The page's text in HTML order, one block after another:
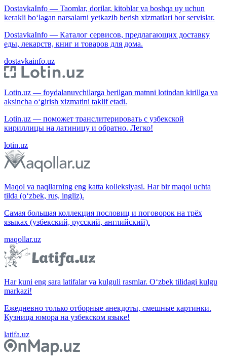
DostavkaInfo — Taomlar, dorilar, kitoblar va boshqa uy uchun
kerakli bo‘lagan narsalarni yetkazib berish xizmatlari bor servislar.
DostavkaInfo — Каталог сервисов, предлагающих доставку
еды, лекарств, книг и товаров для дома.
dostavkainfo.uz
Lotin.uz — foydalanuvchilarga berilgan matnni lotindan kirillga va
aksincha o‘girish xizmatini taklif etadi.
Lotin.uz — поможет транслитерировать с узбекской
кириллицы на латиницу и обратно. Легко!
lotin.uz
Maqol va naqllarning eng katta kolleksiyasi. Har bir maqol uchta
tilda (o‘zbek, rus, ingliz).
Самая большая коллекция пословиц и поговорок на трёх
языках (узбекский, русский, английский).
maqollar.uz
Har kuni eng sara latifalar va kulguli rasmlar. O‘zbek tilidagi kulgu
markazi!
Ежедневно только отборные анекдоты, смешные картинки.
Кузница юмора на узбекском языке!
latifa.uz